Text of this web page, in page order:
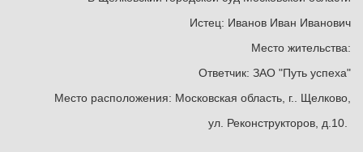
Истец: Иванов Иван Иванович
Место жительства:
Ответчик: ЗАО "Путь успеха"
Место расположения: Московская область, г.. Щелково,
ул. Реконструкторов, д.10.